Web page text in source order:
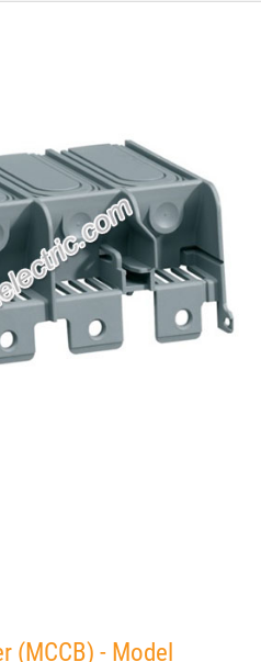
(MCCB) - Model